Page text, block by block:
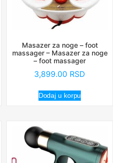
Masazer za noge – foot
massager – Masazer za noge
– foot massager
3,899.00 RSD
Dodaj u korpu